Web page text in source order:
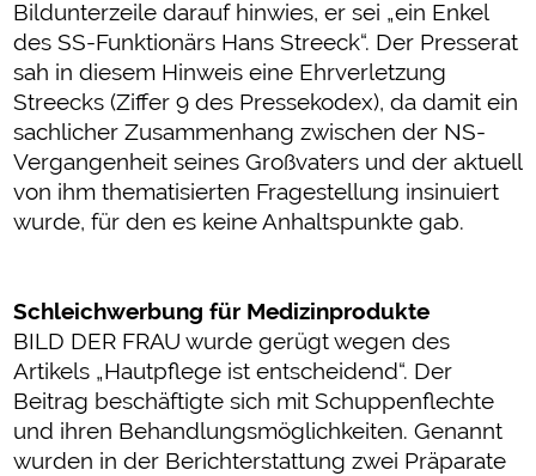
Bildunterzeile darauf hinwies, er sei „ein Enkel
des SS-Funktionärs Hans Streeck“. Der Presserat
sah in diesem Hinweis eine Ehrverletzung
Streecks (Ziffer 9 des Pressekodex), da damit ein
sachlicher Zusammenhang zwischen der NS-
Vergangenheit seines Großvaters und der aktuell
von ihm thematisierten Fragestellung insinuiert
wurde, für den es keine Anhaltspunkte gab.
Schleichwerbung für Medizinprodukte
BILD DER FRAU wurde gerügt wegen des
Artikels „Hautpflege ist entscheidend“. Der
Beitrag beschäftigte sich mit Schuppenflechte
und ihren Behandlungsmöglichkeiten. Genannt
wurden in der Berichterstattung zwei Präparate